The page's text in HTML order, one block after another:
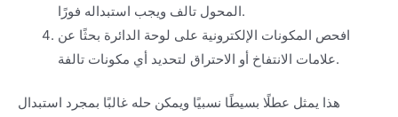
المحول تالف ويجب استبداله فورًا.
افحص المكونات الإلكترونية على لوحة الدائرة بحثًا عن
علامات الانتفاخ أو الاحتراق لتحديد أي مكونات تالفة.
هذا يمثل عطلًا بسيطًا نسبيًا ويمكن حله غالبًا بمجرد استبدال